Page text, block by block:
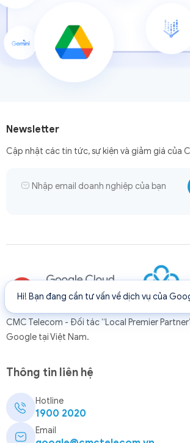
Newsletter
Cập nhật các tin tức, sự kiện và giảm giá của
CMC Telecom - Đối tác “Local Premier
Google tại Việt Nam.
Thông tin liên hệ
Hotline
1900 2020
Email
Hi! Bạn đang cần tư vấn về dịch vụ của